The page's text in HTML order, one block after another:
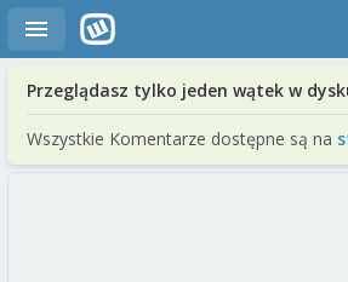
Przeglądasz tylko jeden wątek w
Wszystkie Komentarze dostępne są na